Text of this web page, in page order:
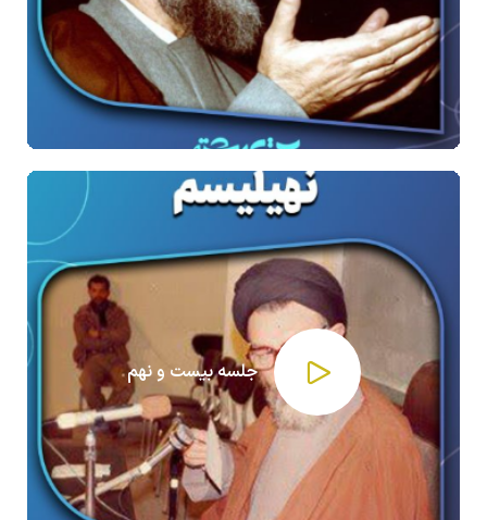
جلسه بیست و نهم